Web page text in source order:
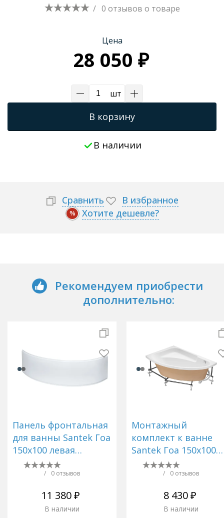
Трапы для душевых
/ 0 отзывов о товаре
Цена
28 050 ₽
шт
В корзину
В наличии
Сравнить В избранное
% Хотите дешевле?
Рекомендуем приобрести
дополнительно:
Панель фронтальная
для ванны Santek Гоа
150х100 левая
1WH501651
/ 0 отзывов
11 380 ₽
В наличии
Монтажный
комплект к ванне
Santek Гоа 150х100
левой и правой
1WH112428
/ 0 отзывов
8 430 ₽
В наличии